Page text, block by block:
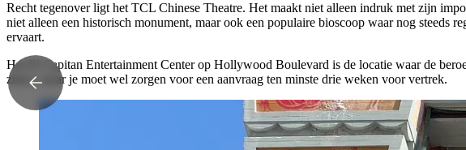
Recht tegenover ligt het TCL Chinese Theatre. Het maakt niet alleen indruk met zijn
niet alleen een historisch monument, maar ook een populaire bioscoop waar nog
ervaart.
Het El Capitan Entertainment Center op Hollywood Boulevard is de locatie waar de
zitten, maar je moet wel zorgen voor een aanvraag ten minste drie weken voor vertrek.